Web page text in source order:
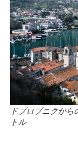
ドブロブニクか
トル